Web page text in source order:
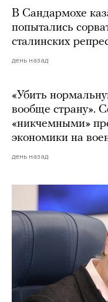
В Сандармохе
попытались
сталинских
день назад
«Убить
вообще страну».
«никчемными»
экономики на
день назад